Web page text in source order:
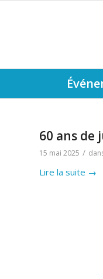
60 ans de
15 mai 2025 /
Lire la suite →